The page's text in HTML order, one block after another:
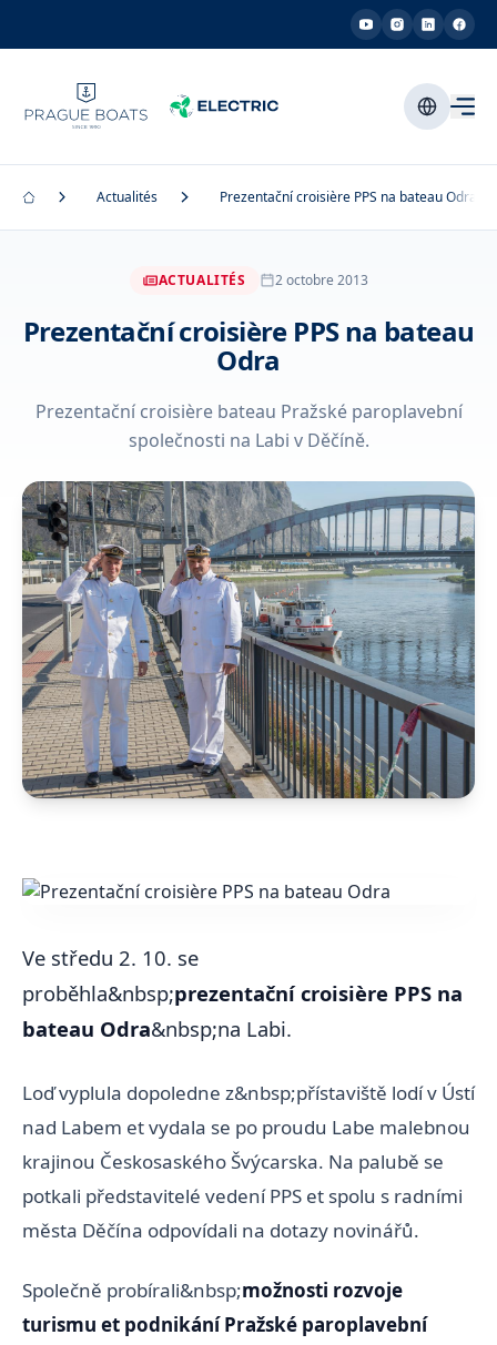
Actualités Prezentační croisière PPS na bateau Odra
ACTUALITÉS 2 octobre 2013
Prezentační croisière PPS na bateau
Odra
Prezentační croisière bateau Pražské paroplavební
společnosti na Labi v Děčíně.
Ve středu 2. 10. se
proběhla&nbsp;prezentační croisière PPS na
bateau Odra&nbsp;na Labi.
Loď vyplula dopoledne z&nbsp;přístaviště lodí v Ústí
nad Labem et vydala se po proudu Labe malebnou
krajinou Českosaského Švýcarska. Na palubě se
potkali představitelé vedení PPS et spolu s radními
města Děčína odpovídali na dotazy novinářů.
Společně probírali&nbsp;možnosti rozvoje
turismu et podnikání Pražské paroplavební